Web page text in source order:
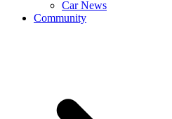
Car News
Community